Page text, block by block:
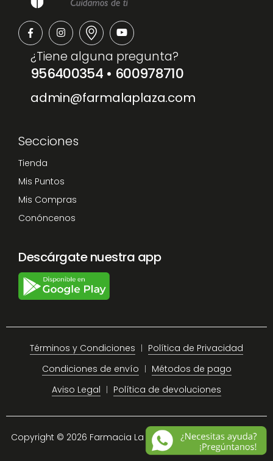
¿Tiene alguna pregunta?
956400354 • 600978710
admin@farmalaplaza.com
Secciones
Tienda
Mis Puntos
Mis Compras
Conóncenos
Descárgate nuestra app
Términos y Condiciones
Política de Privacidad
Condiciones de envío
Métodos de pago
Aviso Legal
Política de devoluciones
Copyright © 2026 Farmacia La Plaza Chiclana. Site Map